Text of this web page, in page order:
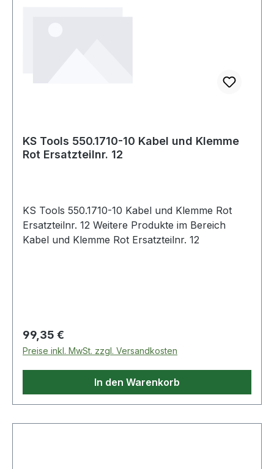
KS Tools 550.1710-10 Kabel und Klemme
Rot Ersatzteilnr. 12
KS Tools 550.1710-10 Kabel und Klemme Rot
Ersatzteilnr. 12 Weitere Produkte im Bereich
Kabel und Klemme Rot Ersatzteilnr. 12
Regulärer Preis:
99,35 €
Preise inkl. MwSt. zzgl. Versandkosten
In den Warenkorb